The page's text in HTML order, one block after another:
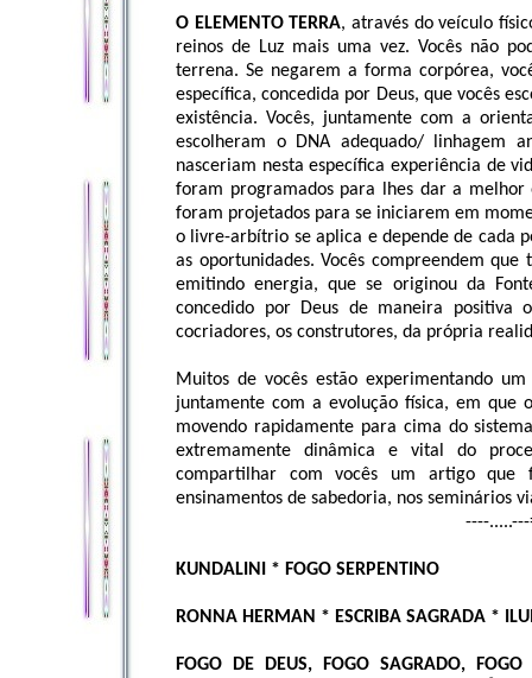
O ELEMENTO TERRA, através do veículo
reinos de Luz mais uma vez. Vocês não
terrena. Se negarem a forma corpórea,
específica, concedida por Deus, que vocês
existência. Vocês, juntamente com a
escolheram o DNA adequado/ linhagem
nasceriam nesta específica experiência de
foram programados para lhes dar a melhor
foram projetados para se iniciarem em
o livre-arbítrio se aplica e depende de cada
as oportunidades. Vocês compreendem
emitindo energia, que se originou da
concedido por Deus de maneira positiva
cocriadores, os construtores, da própria
Muitos de vocês estão experimentando
juntamente com a evolução física, em que
movendo rapidamente para cima do
extremamente dinâmica e vital do
compartilhar com vocês um artigo que
ensinamentos de sabedoria, nos seminários
----.....---
KUNDALINI * FOGO SERPENTINO
RONNA HERMAN * ESCRIBA SAGRADA *
FOGO DE DEUS, FOGO SAGRADO,